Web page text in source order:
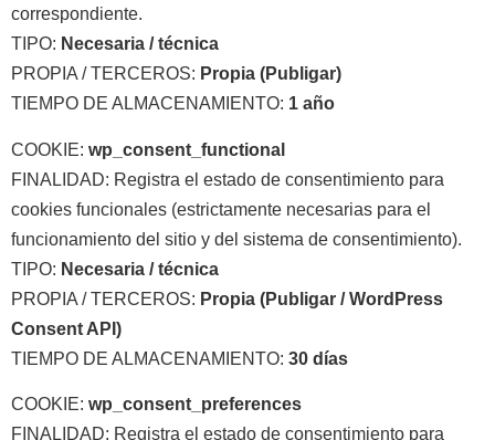
correspondiente.
TIPO: Necesaria / técnica
PROPIA / TERCEROS: Propia (Publigar)
TIEMPO DE ALMACENAMIENTO: 1 año
COOKIE: wp_consent_functional
FINALIDAD: Registra el estado de consentimiento para
cookies funcionales (estrictamente necesarias para el
funcionamiento del sitio y del sistema de consentimiento).
TIPO: Necesaria / técnica
PROPIA / TERCEROS: Propia (Publigar / WordPress
Consent API)
TIEMPO DE ALMACENAMIENTO: 30 días
COOKIE: wp_consent_preferences
FINALIDAD: Registra el estado de consentimiento para